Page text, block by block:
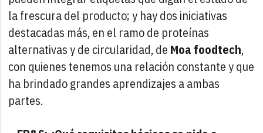
la frescura del producto; y hay dos iniciativas
destacadas más, en el ramo de proteínas
alternativas y de circularidad, de Moa foodtech,
con quienes tenemos una relación constante y que
ha brindado grandes aprendizajes a ambas
partes.